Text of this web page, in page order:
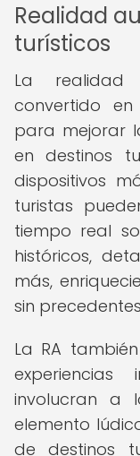
Realidad
turísticos
La
convertido
para mejorar
en destinos
dispositivos
turistas
tiempo real
históricos,
más,
sin
La RA
involucran a
elemento
de destinos